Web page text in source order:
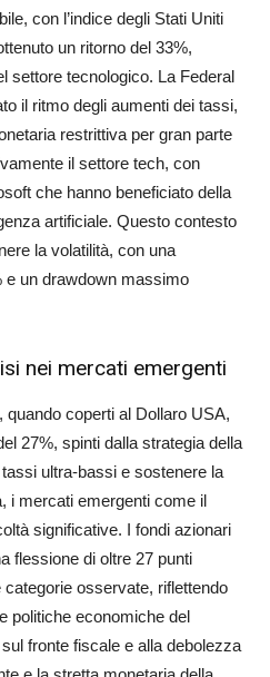
con l’indice degli Stati Uniti
un ritorno del 33%,
settore tecnologico. La Federal
il ritmo degli aumenti dei tassi,
restrittiva per gran parte
il settore tech, con
che hanno beneficiato della
artificiale. Questo contesto
la volatilità, con una
e un drawdown massimo
nei mercati emergenti
coperti al Dollaro USA,
27%, spinti dalla strategia della
ultra-bassi e sostenere la
i mercati emergenti come il
significative. I fondi azionari
flessione di oltre 27 punti
osservate, riflettendo
politiche economiche del
fronte fiscale e alla debolezza